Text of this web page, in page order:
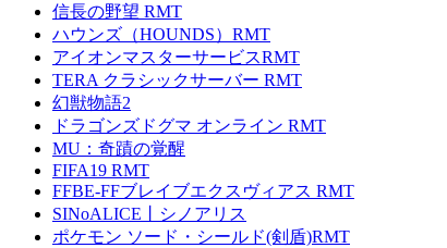
信長の野望 RMT
ハウンズ（HOUNDS）RMT
アイオンマスターサービスRMT
TERA クラシックサーバー RMT
幻獣物語2
ドラゴンズドグマ オンライン RMT
MU：奇蹟の覚醒
FIFA19 RMT
FFBE-FFブレイブエクスヴィアス RMT
SINoALICE丨シノアリス
ポケモン ソード・シールド(剣盾)RMT